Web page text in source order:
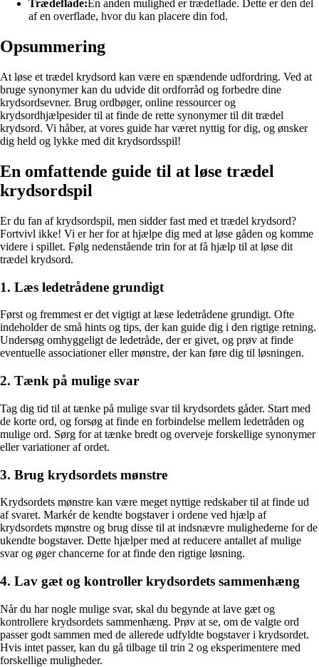
Trædeflade:En anden mulighed er trædeflade. Dette er den del
af en overflade, hvor du kan placere din fod.
Opsummering
At løse et trædel krydsord kan være en spændende udfordring. Ved at
bruge synonymer kan du udvide dit ordforråd og forbedre dine
krydsordsevner. Brug ordbøger, online ressourcer og
krydsordhjælpesider til at finde de rette synonymer til dit trædel
krydsord. Vi håber, at vores guide har været nyttig for dig, og ønsker
dig held og lykke med dit krydsordsspil!
En omfattende guide til at løse trædel
krydsordspil
Er du fan af krydsordspil, men sidder fast med et trædel krydsord?
Fortvivl ikke! Vi er her for at hjælpe dig med at løse gåden og komme
videre i spillet. Følg nedenstående trin for at få hjælp til at løse dit
trædel krydsord.
1. Læs ledetrådene grundigt
Først og fremmest er det vigtigt at læse ledetrådene grundigt. Ofte
indeholder de små hints og tips, der kan guide dig i den rigtige retning.
Undersøg omhyggeligt de ledetråde, der er givet, og prøv at finde
eventuelle associationer eller mønstre, der kan føre dig til løsningen.
2. Tænk på mulige svar
Tag dig tid til at tænke på mulige svar til krydsordets gåder. Start med
de korte ord, og forsøg at finde en forbindelse mellem ledetråden og
mulige ord. Sørg for at tænke bredt og overveje forskellige synonymer
eller variationer af ordet.
3. Brug krydsordets mønstre
Krydsordets mønstre kan være meget nyttige redskaber til at finde ud
af svaret. Markér de kendte bogstaver i ordene ved hjælp af
krydsordets mønstre og brug disse til at indsnævre mulighederne for de
ukendte bogstaver. Dette hjælper med at reducere antallet af mulige
svar og øger chancerne for at finde den rigtige løsning.
4. Lav gæt og kontroller krydsordets sammenhæng
Når du har nogle mulige svar, skal du begynde at lave gæt og
kontrollere krydsordets sammenhæng. Prøv at se, om de valgte ord
passer godt sammen med de allerede udfyldte bogstaver i krydsordet.
Hvis intet passer, kan du gå tilbage til trin 2 og eksperimentere med
forskellige muligheder.